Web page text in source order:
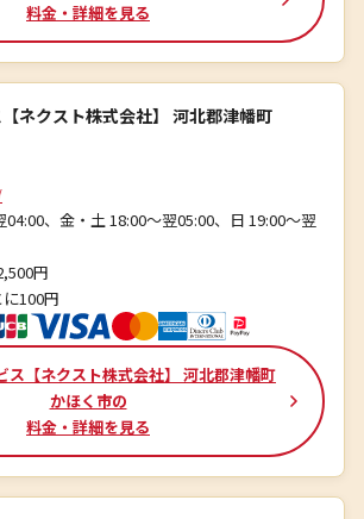
料金・詳細を見る
ネクスト株式会社】 河北郡津幡町
04:00、金・土 18:00～翌05:00、日 19:00～翌
円
100円
ス【ネクスト株式会社】 河北郡津幡町
かほく市の
料金・詳細を見る